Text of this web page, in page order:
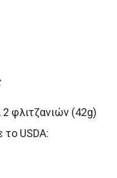
2 φλιτζανιών (42g)
USDA: